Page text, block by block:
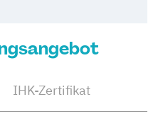
IHK-Zertifikat